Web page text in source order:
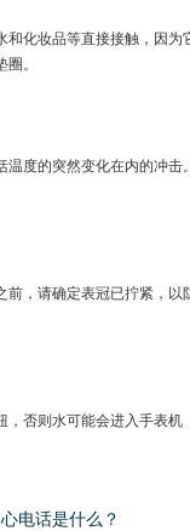
和化妆品等直接接触，因为
。
度的突然变化在内的冲击。
前，请确定表冠已拧紧，以
，否则水可能会进入手表机
电话是什么？